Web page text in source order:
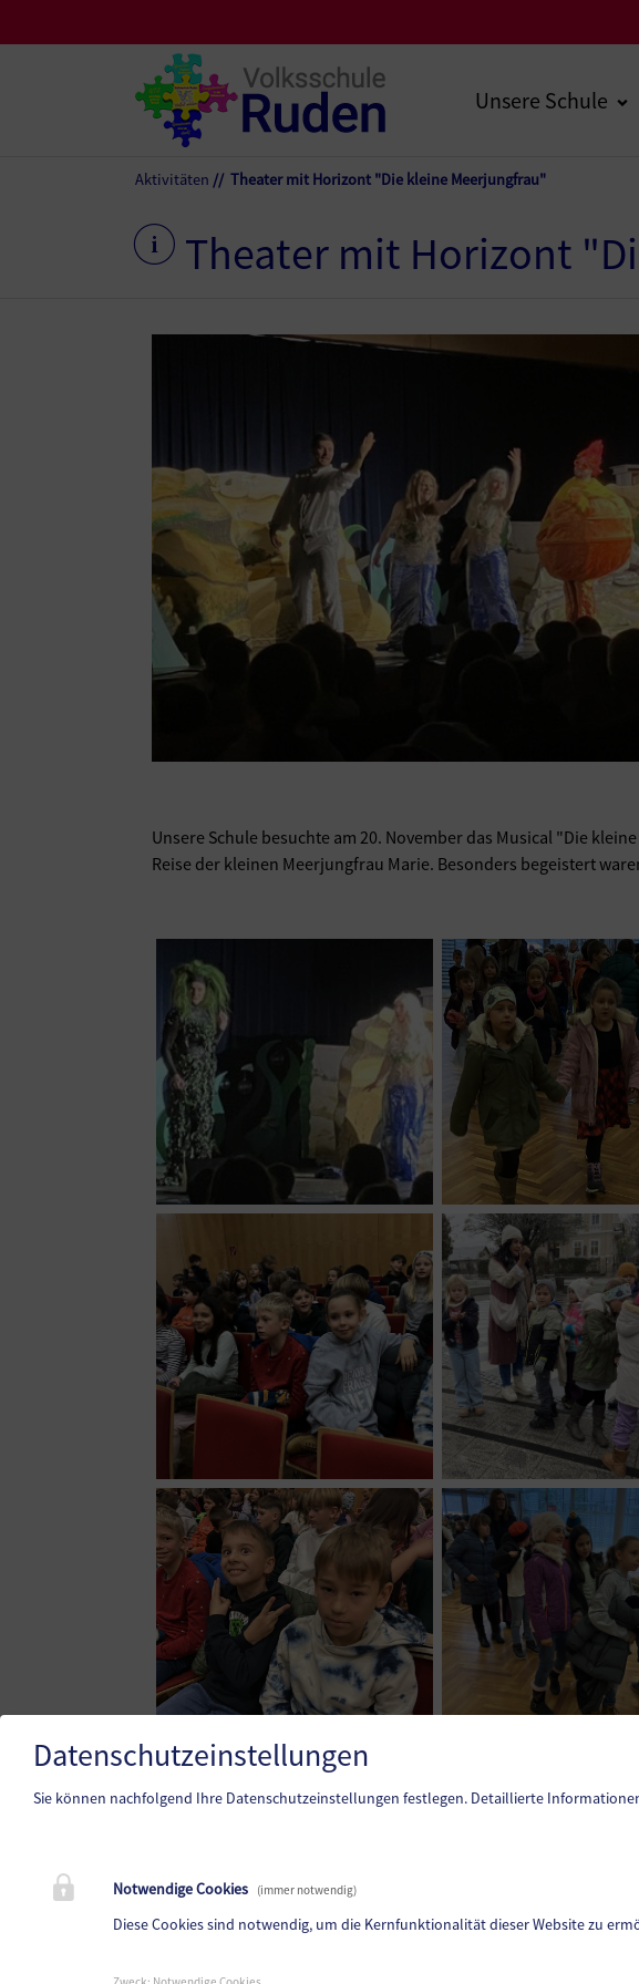
Unsere Schule
Aktivitäten Theater mit Horizont "Die kleine Meerjungfrau"
Theater mit Horizont
Unsere Schule besuchte am 20. November das Musical "Die
Reise der kleinen Meerjungfrau Marie. Besonders begeistert
Volksschule Ruden
Obermitterdorf 50, 9113 Ruden
Datenschutzeinstellungen
Sie können nachfolgend Ihre Datenschutzeinstellungen festlegen. Detaillierte
Notwendige Cookies (immer notwendig)
Diese Cookies sind notwendig, um die Kernfunktionalität dieser Website zu